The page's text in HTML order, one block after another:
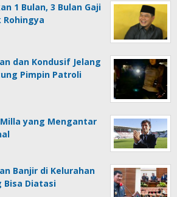
1 Bulan, 3 Bulan Gaji
Rohingya
dan Kondusif Jelang
Pimpin Patroli
yang Mengantar
Banjir di Kelurahan
Bisa Diatasi